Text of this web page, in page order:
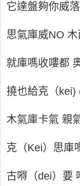
它達盤夠你威
思氣庫威NO
就庫嗎收嘍都
撓也給克（kei)
木氣庫卡氣 親
克（Kei）思庫
古嘚（dei）要